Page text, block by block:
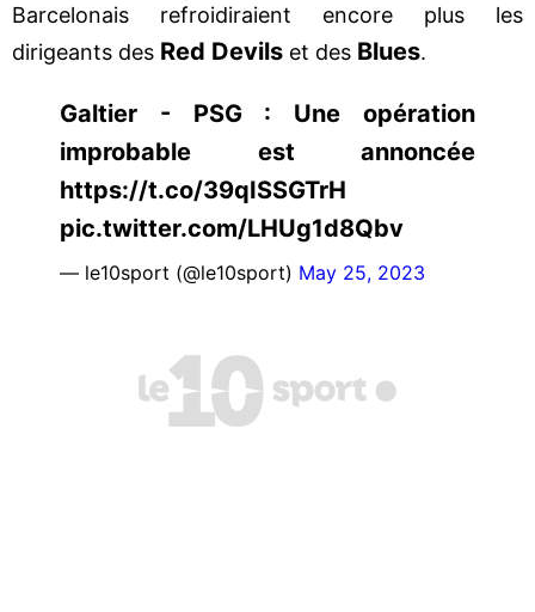
Barcelonais refroidiraient encore plus les
dirigeants des Red Devils et des Blues.
Galtier - PSG : Une opération
improbable est annoncée
https://t.co/39qISSGTrH
pic.twitter.com/LHUg1d8Qbv
— le10sport (@le10sport) May 25, 2023